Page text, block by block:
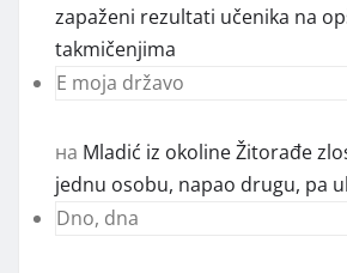
zapaženi rezultati učenika na
takmičenjima
E moja državo
на Mladić iz okoline Žitorađe
jednu osobu, napao drugu, pa
Dno, dna